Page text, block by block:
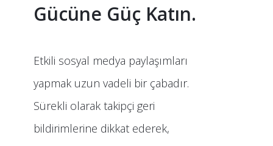
Gücüne Güç Katın.
Etkili sosyal medya paylaşımları
yapmak uzun vadeli bir çabadır.
Sürekli olarak takipçi geri
bildirimlerine dikkat ederek,